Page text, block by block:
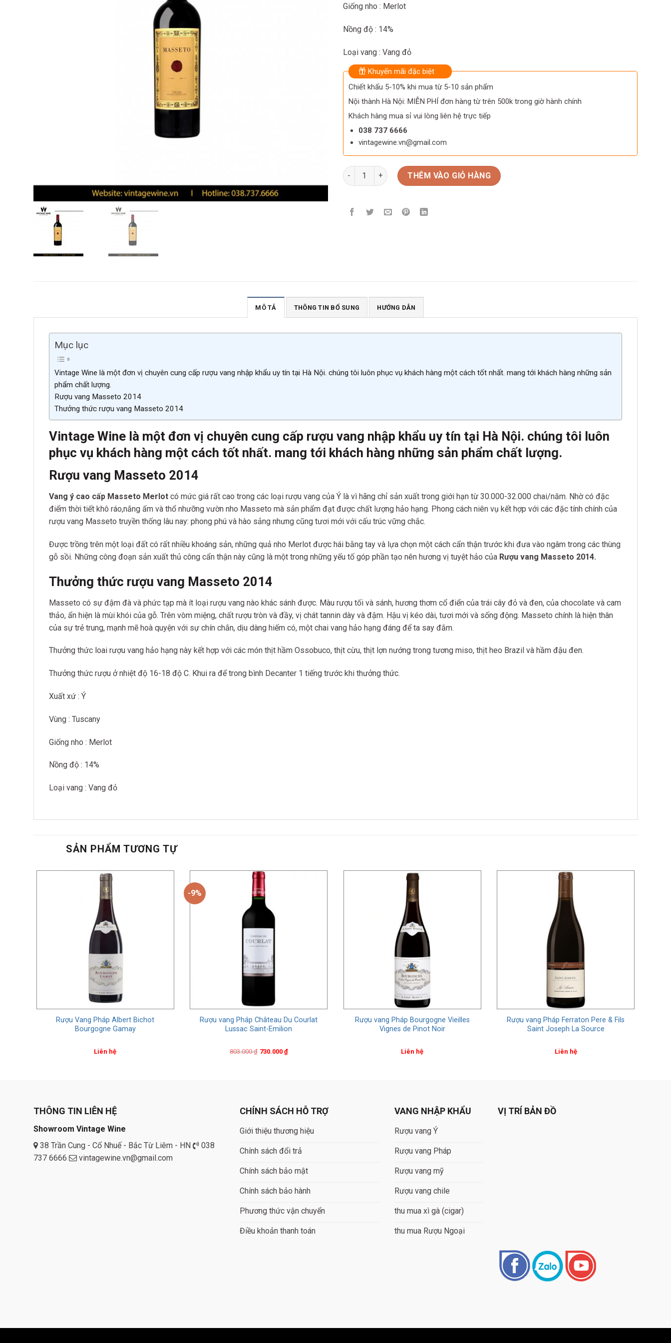
Giống nho : Merlot
Nồng độ : 14%
Loại vang : Vang đỏ
Khuyến mãi đặc biệt
Chiết khấu 5-10% khi mua từ 5-10 sản phẩm
Nội thành Hà Nội: MIỄN PHÍ đơn hàng từ trên 500k trong giờ hành chính
Khách hàng mua sỉ vui lòng liên hệ trực tiếp
038 737 6666
vintagewine.vn@gmail.com
Rượu vang Ý Masseto 2014 số lượng
THÊM VÀO GIỎ HÀNG
MÔ TẢ THÔNG TIN BỔ SUNG HƯỚNG DẪN
Mục lục
Vintage Wine là một đơn vị chuyên cung cấp rượu vang nhập khẩu uy tín tại Hà Nội. chúng tôi luôn phục vụ khách hàng một cách tốt nhất. mang tới khách hàng những sản
phẩm chất lượng.
Rượu vang Masseto 2014
Thưởng thức rượu vang Masseto 2014
Vintage Wine là một đơn vị chuyên cung cấp rượu vang nhập khẩu uy tín tại Hà Nội. chúng tôi luôn
phục vụ khách hàng một cách tốt nhất. mang tới khách hàng những sản phẩm chất lượng.
Rượu vang Masseto 2014
Vang ý cao cấp Masseto Merlot có mức giá rất cao trong các loại rượu vang của Ý là vì hãng chỉ sản xuất trong giới hạn từ 30.000-32.000 chai/năm. Nhờ có đặc
điểm thời tiết khô ráo,nắng ấm và thổ nhưỡng vườn nho Masseto mà sản phẩm đạt được chất lượng hảo hạng. Phong cách niên vụ kết hợp với các đặc tính chính của
rượu vang Masseto truyền thống lâu nay: phong phú và hào sảng nhưng cũng tươi mới với cấu trúc vững chắc.
Được trồng trên một loại đất có rất nhiều khoáng sản, những quả nho Merlot được hái bằng tay và lựa chọn một cách cẩn thận trước khi đưa vào ngâm trong các thùng
gỗ sồi. Những công đoạn sản xuất thủ công cẩn thận này cũng là một trong những yếu tố góp phần tạo nên hương vị tuyệt hảo của Rượu vang Masseto 2014.
Thưởng thức rượu vang Masseto 2014
Masseto có sự đậm đà và phức tạp mà ít loại rượu vang nào khác sánh được. Màu rượu tối và sánh, hương thơm cổ điển của trái cây đỏ và đen, của chocolate và cam
thảo, ẩn hiện là mùi khói của gỗ. Trên vòm miệng, chất rượu tròn và đầy, vị chát tannin dày và đậm. Hậu vị kéo dài, tươi mới và sống động. Masseto chính là hiện thân
của sự trẻ trung, mạnh mẽ hoà quyện với sự chín chắn, dịu dàng hiếm có, một chai vang hảo hạng đáng để ta say đắm.
Thưởng thức loai rượu vang hảo hạng này kết hợp với các món thịt hầm Ossobuco, thịt cừu, thịt lợn nướng trong tương miso, thịt heo Brazil và hầm đậu đen.
Thưởng thức rượu ở nhiệt độ 16-18 độ C. Khui ra để trong bình Decanter 1 tiếng trước khi thưởng thức.
Xuất xứ : Ý
Vùng : Tuscany
Giống nho : Merlot
Nồng độ : 14%
Loại vang : Vang đỏ
SẢN PHẨM TƯƠNG TỰ
Rượu Vang Pháp Albert Bichot
Bourgogne Gamay
Liên hệ
-9%
Rượu vang Pháp Château Du Courlat
Lussac Saint-Emilion
803.000₫
Original
730.000 ₫
Current
Rượu vang Pháp Bourgogne Vieilles
Vignes de Pinot Noir
Liên hệ
Rượu vang Pháp Ferraton Pere & Fils
Saint Joseph La Source
Liên hệ
THÔNG TIN LIÊN HỆ
Showroom Vintage Wine
38 Trần Cung - Cổ Nhuế - Bắc Từ Liêm - HN
038
737 6666
vintagewine.vn@gmail.com
CHÍNH SÁCH HỖ TRỢ
Giới thiệu thương hiệu
Chính sách đổi trả
Chính sách bảo mật
Chính sách bảo hành
Phương thức vận chuyển
Điều khoản thanh toán
VANG NHẬP KHẨU
Rượu vang Ý
Rượu vang Pháp
Rượu vang mỹ
Rượu vang chile
thu mua xì gà (cigar)
thu mua Rượu Ngoại
VỊ TRÍ BẢN ĐỒ